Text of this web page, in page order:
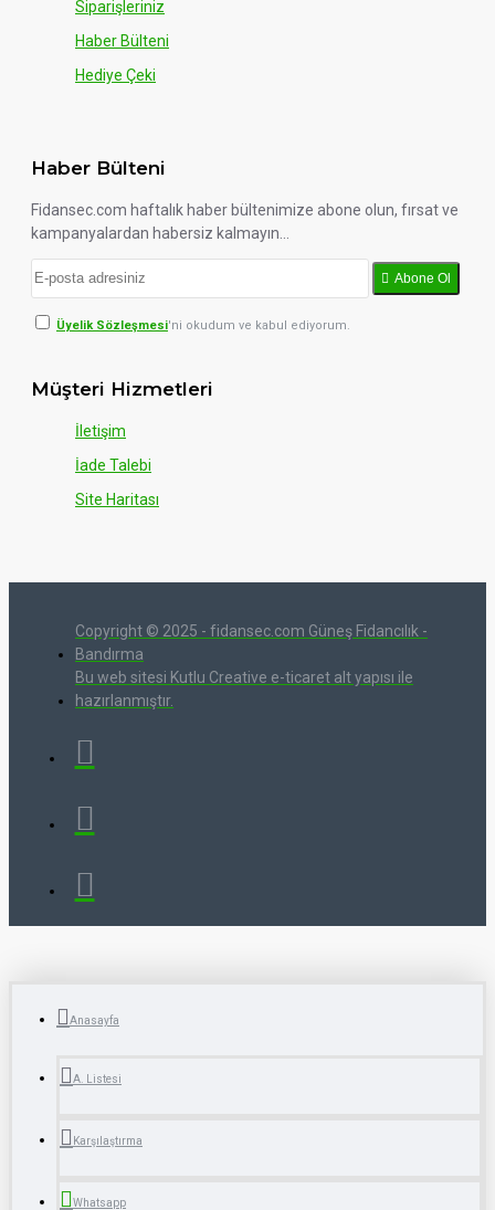
Siparişleriniz
Haber Bülteni
Hediye Çeki
Haber Bülteni
Fidansec.com haftalık haber bültenimize abone olun, fırsat ve
kampanyalardan habersiz kalmayın...
Abone Ol
Üyelik Sözleşmesi'ni okudum ve kabul ediyorum.
Müşteri Hizmetleri
İletişim
İade Talebi
Site Haritası
Copyright © 2025 - fidansec.com Güneş Fidancılık -
Bandırma
Bu web sitesi Kutlu Creative e-ticaret alt yapısı ile
hazırlanmıştır.
Anasayfa
A. Listesi
Karşılaştırma
Whatsapp